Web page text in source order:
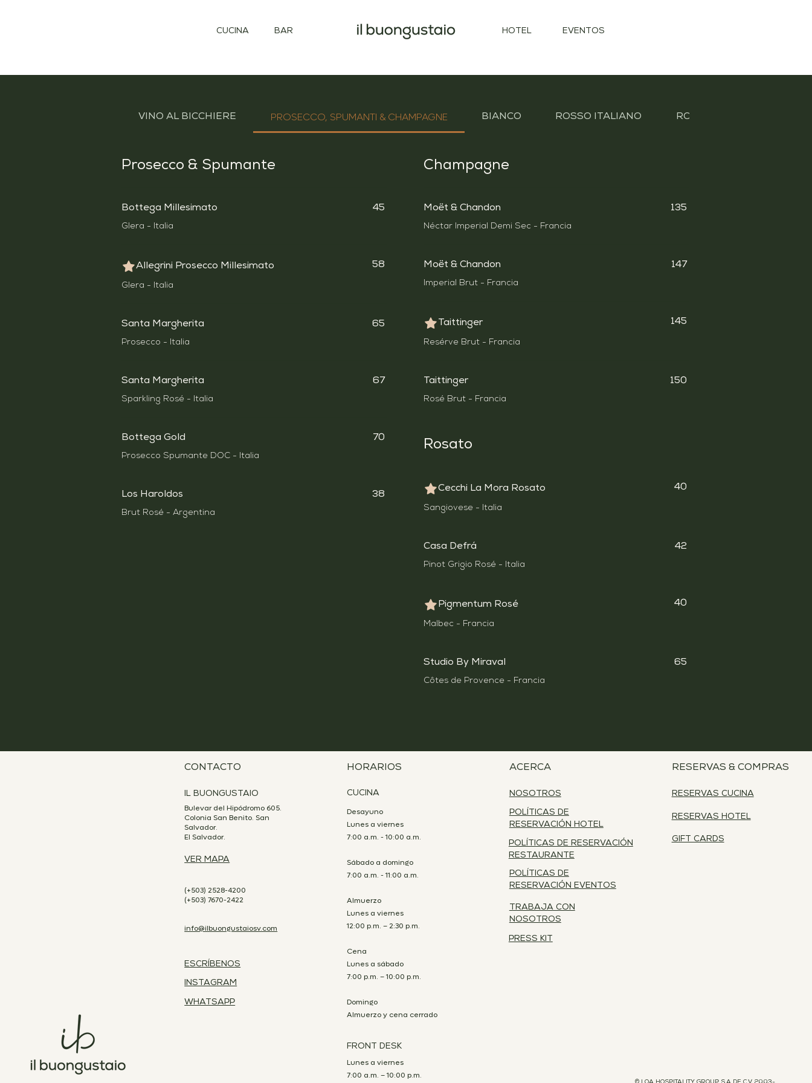
HOTEL EVENTOS
CUCINA BAR
VINO AL BICCHIERE PROSECCO, SPUMANTI & CHAMPAGNE BIANCO ROSSO ITALIANO ROSSO DEL MONDO
Prosecco & Spumante
Bottega Millesimato
Glera - Italia
45
Allegrini Prosecco Millesimato
Glera - Italia
58
Santa Margherita
Prosecco - Italia
65
Santa Margherita
Sparkling Rosé - Italia
67
Bottega Gold
Prosecco Spumante DOC - Italia
70
Los Haroldos
Brut Rosé - Argentina
38
Champagne
Moët & Chandon
Néctar Imperial Demi Sec - Francia
135
Moët & Chandon
Imperial Brut - Francia
147
Taittinger
Resérve Brut - Francia
145
Taittinger
Rosé Brut - Francia
150
Rosato
Cecchi La Mora Rosato
Sangiovese - Italia
40
Casa Defrá
Pinot Grigio Rosé - Italia
42
Pigmentum Rosé
Malbec - Francia
40
Studio By Miraval
Côtes de Provence - Francia
65
CONTACTO
IL BUONGUSTAIO
Bulevar del Hipódromo 605.
Colonia San Benito. San
Salvador.
El Salvador.
VER MAPA
(+503) 2528-4200
(+503) 7670-2422
info@ilbuongustaiosv.com
ESCRÍBENOS
INSTAGRAM
WHATSAPP
HORARIOS
CUCINA
Desayuno
Lunes a viernes
7:00 a.m. - 10:00 a.m.
Sábado a domingo
7:00 a.m. - 11:00 a.m.
Almuerzo
Lunes a viernes
12:00 p.m. – 2:30 p.m.
Cena
Lunes a sábado
7:00 p.m. – 10:00 p.m.
Domingo
Almuerzo y cena cerrado
FRONT DESK
Lunes a viernes
7:00 a.m. – 10:00 p.m.
ACERCA
NOSOTROS
POLÍTICAS DE
RESERVACIÓN HOTEL
POLÍTICAS DE RESERVACIÓN
RESTAURANTE
POLÍTICAS DE
RESERVACIÓN EVENTOS
TRABAJA CON
NOSOTROS
PRESS KIT
RESERVAS & COMPRAS
RESERVAS CUCINA
RESERVAS HOTEL
GIFT CARDS